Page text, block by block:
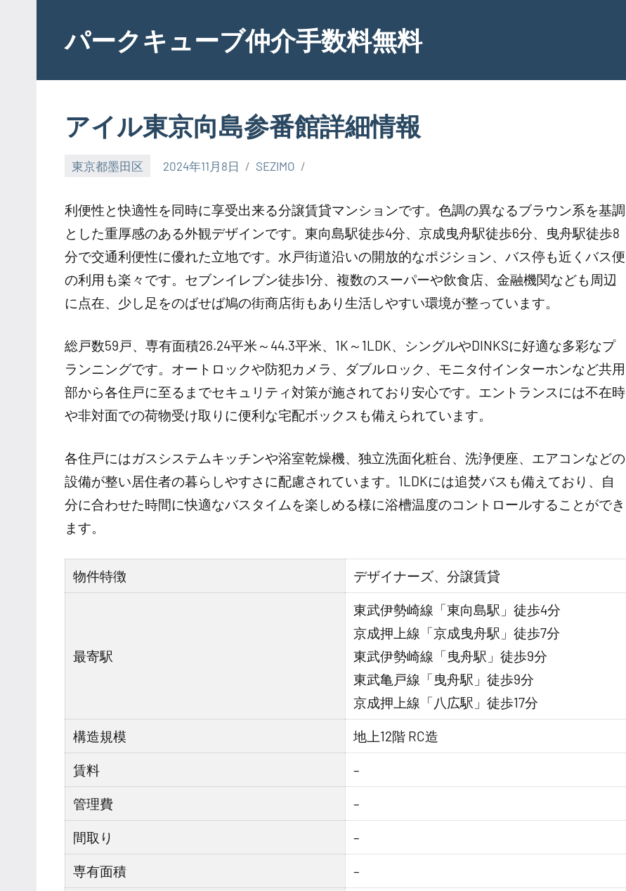
contentパークキューブ仲介手数料無料
アイル東京向島参番館詳細情報
東京都墨田区 2024年11月8日 SEZIMO
利便性と快適性を同時に享受出来る分譲賃貸マンションです。色調の異なるブラウン系を基調
とした重厚感のある外観デザインです。東向島駅徒歩4分、京成曳舟駅徒歩6分、曳舟駅徒歩8
分で交通利便性に優れた立地です。水戸街道沿いの開放的なポジション、バス停も近くバス便
の利用も楽々です。セブンイレブン徒歩1分、複数のスーパーや飲食店、金融機関なども周辺
に点在、少し足をのばせば鳩の街商店街もあり生活しやすい環境が整っています。
総戸数59戸、専有面積26.24平米～44.3平米、1K～1LDK、シングルやDINKSに好適な多彩なプ
ランニングです。オートロックや防犯カメラ、ダブルロック、モニタ付インターホンなど共用
部から各住戸に至るまでセキュリティ対策が施されており安心です。エントランスには不在時
や非対面での荷物受け取りに便利な宅配ボックスも備えられています。
各住戸にはガスシステムキッチンや浴室乾燥機、独立洗面化粧台、洗浄便座、エアコンなどの
設備が整い居住者の暮らしやすさに配慮されています。1LDKには追焚バスも備えており、自
分に合わせた時間に快適なバスタイムを楽しめる様に浴槽温度のコントロールすることができ
ます。
物件特徴 デザイナーズ、分譲賃貸
最寄駅
東武伊勢崎線「東向島駅」徒歩4分
京成押上線「京成曳舟駅」徒歩7分
東武伊勢崎線「曳舟駅」徒歩9分
東武亀戸線「曳舟駅」徒歩9分
京成押上線「八広駅」徒歩17分
構造規模 地上12階 RC造
賃料 –
管理費 –
間取り –
専有面積 –